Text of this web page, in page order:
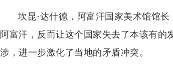
坎昆·达什德，阿富汗国家美术馆馆
阿富汗，反而让这个国家失去了本该有的
涉，进一步激化了当地的矛盾冲突。